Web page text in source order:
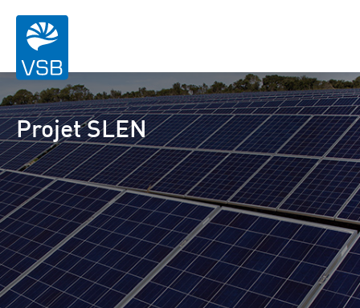
Projet SLEN